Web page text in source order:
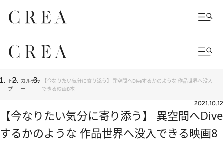
トッ
プ
カルチャ
ー
【今なりたい気分に寄り添う】 異空間へDiveするかのような 作品世界へ没入
できる映画8本
2021.10.12
【今なりたい気分に寄り添う】 異空間へDive
するかのような 作品世界へ没入できる映画8